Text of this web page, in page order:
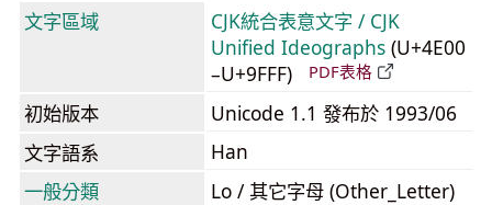
文字區域
CJK統合表意文字 / CJK
Unified Ideographs (U+4E00
–U+9FFF)
PDF表格
初始版本
Unicode 1.1 發布於 1993/06
文字語系
Han
一般分類
Lo / 其它字母 (Other_Letter)